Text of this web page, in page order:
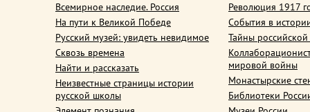
Всемирное наследие. Россия
На пути к Великой Победе
Русский музей: увидеть невидимое
Сквозь времена
Найти и рассказать
Неизвестные страницы истории
русской школы
Революция 1917
События в
Тайны
мировой войны
Монастырские
Библиотеки